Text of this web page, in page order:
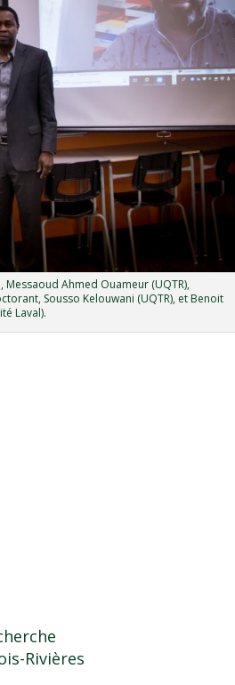
Ahmed Ouameur (UQTR),
Sousso Kelouwani (UQTR), et Benoit
Laval).
Rivières